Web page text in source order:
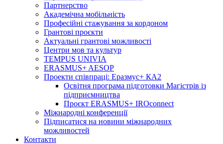
Партнерство
Академічна мобільність
Професійні стажування за кордоном
Грантові проєкти
Актуальні грантові можливості
Центри мов та культур
TEMPUS UNIVIA
ERASMUS+ AESOP
Проекти співпраці: Еразмус+ КА2
Освітня програма підготовки Магістрів із
підприємництва
Проєкт ERASMUS+ IROconnect
Міжнародні конференції
Підписатися на новини міжнародних
можливостей
Контакти